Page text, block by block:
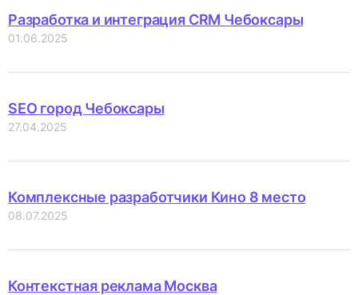
Разработка и интеграция CRM Чебоксары
01.06.2025
SEO город Чебоксары
27.04.2025
Комплексные разработчики Кино 8 место
08.07.2025
Контекстная реклама Москва